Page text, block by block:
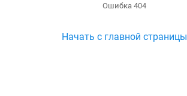
Ошибка 404
Начать с главной страницы